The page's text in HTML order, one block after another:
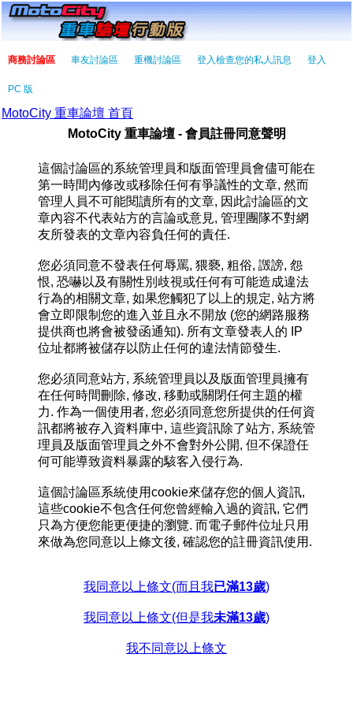
商務討論區 車友討論區 重機討論區 登入檢查您的私人訊息 登入
PC 版
MotoCity 重車論壇 首頁
MotoCity 重車論壇 - 會員註冊同意聲明
這個討論區的系統管理員和版面管理員會儘可能在
第一時間內修改或移除任何有爭議性的文章, 然而
管理人員不可能閱讀所有的文章, 因此討論區的文
章內容不代表站方的言論或意見, 管理團隊不對網
友所發表的文章內容負任何的責任.
您必須同意不發表任何辱罵, 猥褻, 粗俗, 譭謗, 怨
恨, 恐嚇以及有關性別歧視或任何有可能造成違法
行為的相關文章, 如果您觸犯了以上的規定, 站方將
會立即限制您的進入並且永不開放 (您的網路服務
提供商也將會被發函通知). 所有文章發表人的 IP
位址都將被儲存以防止任何的違法情節發生.
您必須同意站方, 系統管理員以及版面管理員擁有
在任何時間刪除, 修改, 移動或關閉任何主題的權
力. 作為一個使用者, 您必須同意您所提供的任何資
訊都將被存入資料庫中, 這些資訊除了站方, 系統管
理員及版面管理員之外不會對外公開, 但不保證任
何可能導致資料暴露的駭客入侵行為.
這個討論區系統使用cookie來儲存您的個人資訊,
這些cookie不包含任何您曾經輸入過的資訊, 它們
只為方便您能更便捷的瀏覽. 而電子郵件位址只用
來做為您同意以上條文後, 確認您的註冊資訊使用.
我同意以上條文(而且我已滿13歲)
我同意以上條文(但是我未滿13歲)
我不同意以上條文